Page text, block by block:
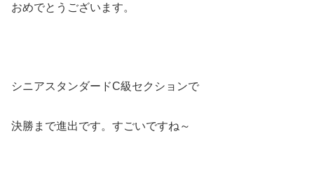
おめでとうございます。
シニアスタンダードC級セクションで
決勝まで進出です。すごいですね～